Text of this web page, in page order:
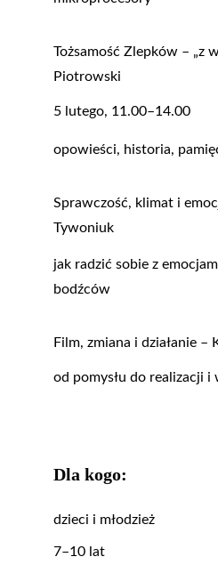
Dla kogo:
dzieci i młodzież
7–10 lat
Tożsamość Zlepków – „z
Piotrowski
5 lutego, 11.00–14.00
opowieści, historia,
Sprawczość, klimat i
Tywoniuk
jak radzić sobie z
bodźców
Film, zmiana i działanie –
od pomysłu do realizacji i